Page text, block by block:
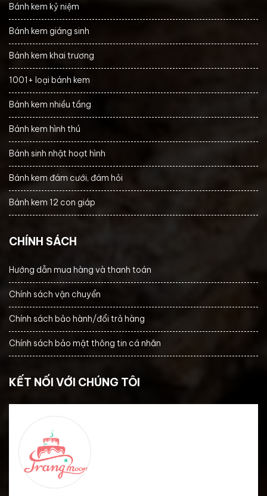
Bánh kem kỷ niệm
Bánh kem giáng sinh
Bánh kem khai trương
1001+ loại bánh kem
Bánh kem nhiều tầng
Bánh kem hình thú
Bánh sinh nhật hoạt hình
Bánh kem đám cưới, đám hỏi
Bánh kem 12 con giáp
CHÍNH SÁCH
Hướng dẫn mua hàng và thanh toán
Chính sách vận chuyển
Chính sách bảo hành/đổi trả hàng
Chính sách bảo mật thông tin cá nhân
KẾT NỐI VỚI CHÚNG TÔI